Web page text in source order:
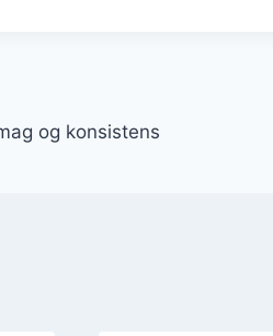
og konsistens